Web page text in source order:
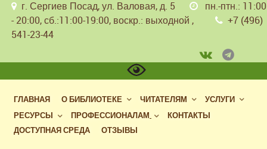
г. Сергиев Посад, ул. Валовая, д. 5
пн.-птн.: 11:00
- 20:00, сб.:11:00-19:00, воскр.: выходной ,
+7 (496)
541-23-44
ГЛАВНАЯ О БИБЛИОТЕКЕ ЧИТАТЕЛЯМ
УСЛУГИ
РЕСУРСЫ
ПРОФЕССИОНАЛАМ
КОНТАКТЫ
ДОСТУПНАЯ СРЕДА
ОТЗЫВЫ